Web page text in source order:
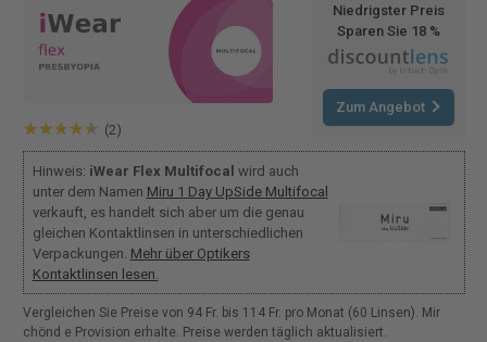
(2)
Niedrigster Preis
Sparen Sie 18 %
Zum Angebot
Hinweis: iWear Flex Multifocal wird auch
unter dem Namen Miru 1 Day UpSide Multifocal
verkauft, es handelt sich aber um die genau
gleichen Kontaktlinsen in unterschiedlichen
Verpackungen. Mehr über Optikers
Kontaktlinsen lesen.
Vergleichen Sie Preise von 94 Fr. bis 114 Fr. pro Monat (60 Linsen). Mir
chönd e Provision erhalte. Preise werden täglich aktualisiert.